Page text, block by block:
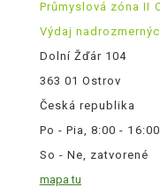
Průmyslová zóna II
Výdaj
Dolní Žďár 104
363 01 Ostrov
Česká republika
Po - Pia, 8:00 - 16:00
So - Ne, zatvorené
mapa tu